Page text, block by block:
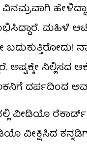
ಮಹಿಳೆ
ಅಷ್ಟಕ್ಕೇ
ದರ್ಪದಿಂದ
ವೀಡಿಯೊ ರೆಕಾರ್ಡ್